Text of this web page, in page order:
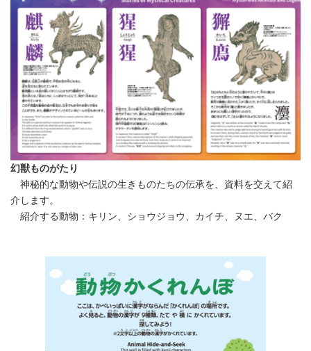
幻獣ものがたり
神秘的な動物や伝説の生きものたちの伝承を、資料を交えて紹
介します。
紹介する動物：キリン、ショウジョウ、カイチ、ヌエ、バク